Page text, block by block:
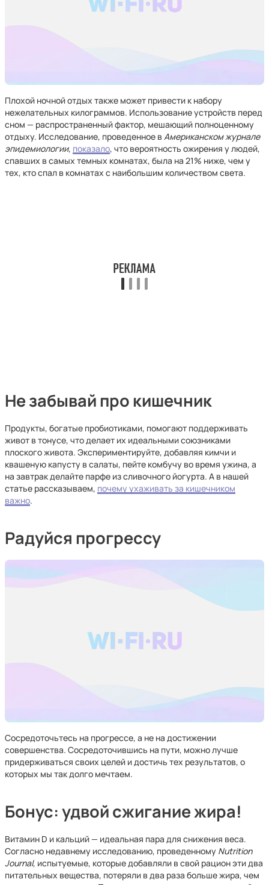
Плохой ночной отдых также может привести к набору
нежелательных килограммов. Использование устройств перед
сном — распространенный фактор, мешающий полноценному
отдыху. Исследование, проведенное в Американском журнале
эпидемиологии, показало, что вероятность ожирения у людей,
спавших в самых темных комнатах, была на 21% ниже, чем у
тех, кто спал в комнатах с наибольшим количеством света.
Не забывай про кишечник
Продукты, богатые пробиотиками, помогают поддерживать
живот в тонусе, что делает их идеальными союзниками
плоского живота. Экспериментируйте, добавляя кимчи и
квашеную капусту в салаты, пейте комбучу во время ужина, а
на завтрак делайте парфе из сливочного йогурта. А в нашей
статье рассказываем, почему ухаживать за кишечником
важно.
Радуйся прогрессу
Сосредоточьтесь на прогрессе, а не на достижении
совершенства. Сосредоточившись на пути, можно лучше
придерживаться своих целей и достичь тех результатов, о
которых мы так долго мечтаем.
Бонус:удвой сжигание жира!
Витамин D и кальций — идеальная пара для снижения веса.
Согласно недавнему исследованию, проведенному Nutrition
Journal, испытуемые, которые добавляли в свой рацион эти два
питательных вещества, потеряли в два раза больше жира, чем